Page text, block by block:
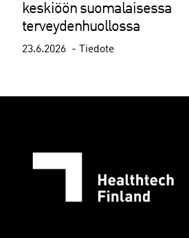
keskiöön suomalaisessa
terveydenhuollossa
23.6.2026 Tiedote